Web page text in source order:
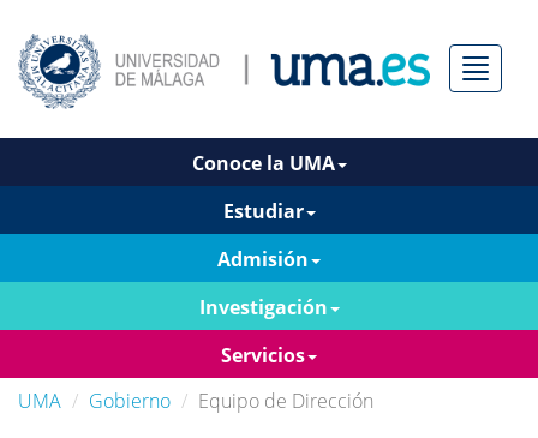
Menú
Conoce la UMA
Estudiar
Admisión
Investigación
Servicios
UMA
Gobierno Equipo de Dirección